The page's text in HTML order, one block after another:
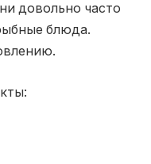
довольно часто
блюда.